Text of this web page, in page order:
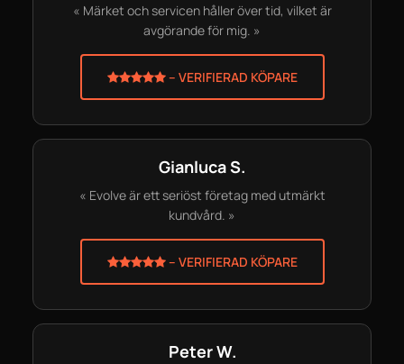
« Märket och servicen håller över tid, vilket är
avgörande för mig. »
– VERIFIERAD KÖPARE
Gianluca S.
« Evolve är ett seriöst företag med utmärkt
kundvård. »
– VERIFIERAD KÖPARE
Peter W.